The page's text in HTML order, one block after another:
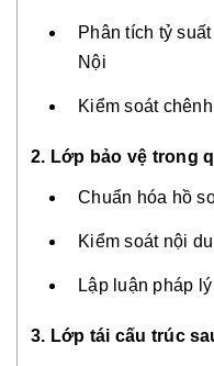
Phân tích tỷ
Nội
Kiểm soát
2. Lớp bảo vệ trong
Chuẩn hóa hồ
Kiểm soát nội
Lập luận pháp
3. Lớp tái cấu trúc